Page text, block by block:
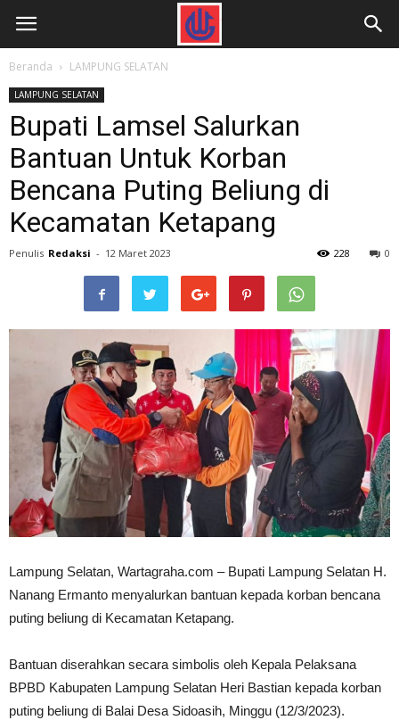
Beranda LAMPUNG SELATAN
LAMPUNG SELATAN
Bupati Lamsel Salurkan
Bantuan Untuk Korban
Bencana Puting Beliung di
Kecamatan Ketapang
Penulis Redaksi - 12 Maret 2023 0
228
Lampung Selatan, Wartagraha.com – Bupati Lampung Selatan H.
Nanang Ermanto menyalurkan bantuan kepada korban bencana
puting beliung di Kecamatan Ketapang.
Bantuan diserahkan secara simbolis oleh Kepala Pelaksana
BPBD Kabupaten Lampung Selatan Heri Bastian kepada korban
puting beliung di Balai Desa Sidoasih, Minggu (12/3/2023).